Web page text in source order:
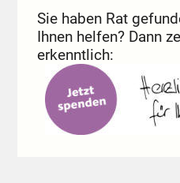
Sie haben Rat
Ihnen helfen? Dann
erkenntlich: